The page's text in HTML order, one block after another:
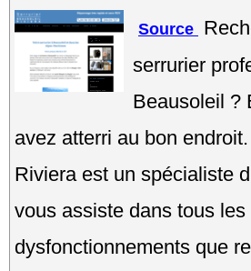
Source
serrurier
Beausoleil ?
avez atterri au bon
Riviera est un spécialiste
vous assiste dans tous les
dysfonctionnements que